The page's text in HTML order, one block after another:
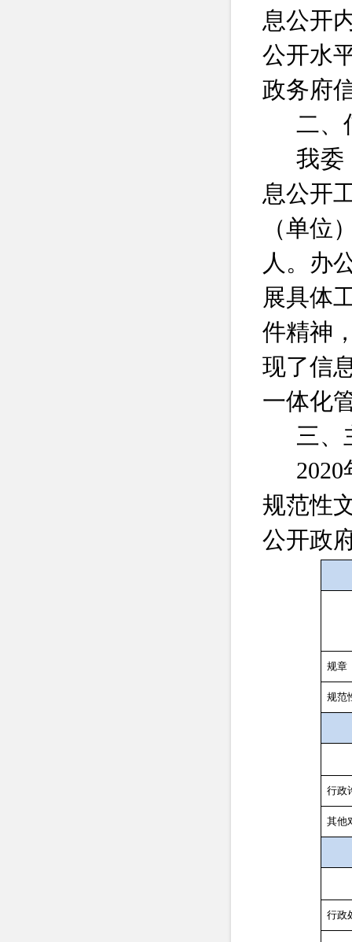
息公开
公开水
政务府
二、
我委
息公开
（单位
人。办
展具体
件精神
现了信
一体化
三、
2020
规范性
公开政
规章
规范
行政
其他
行政